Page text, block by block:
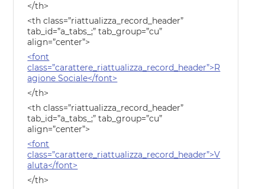
</th>
<th class=”riattualizza_record_header”
tab_id=”a_tabs_;” tab_group=”cu”
align=”center”>
<font
class=”carattere_riattualizza_record_header”>R
agione Sociale</font>
</th>
<th class=”riattualizza_record_header”
tab_id=”a_tabs_;” tab_group=”cu”
align=”center”>
<font
class=”carattere_riattualizza_record_header”>V
aluta</font>
</th>